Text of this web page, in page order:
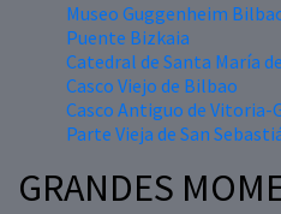
Museo Guggenheim
Puente Bizkaia
Catedral de Santa María
Casco Viejo de Bilbao
Casco Antiguo de Vitoria-
Parte Vieja de San
GRANDES